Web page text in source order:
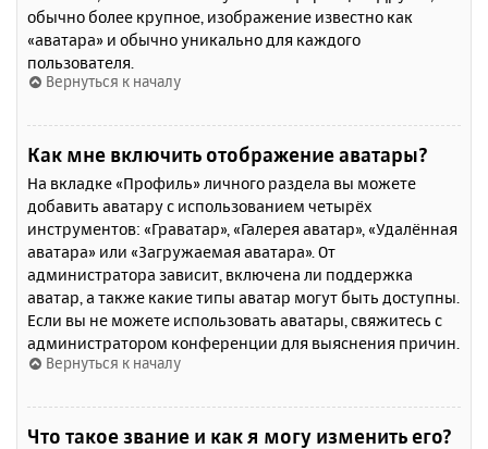
обычно более крупное, изображение известно как
«аватара» и обычно уникально для каждого
пользователя.
Вернуться к началу
Как мне включить отображение аватары?
На вкладке «Профиль» личного раздела вы можете
добавить аватару с использованием четырёх
инструментов: «Граватар», «Галерея аватар», «Удалённая
аватара» или «Загружаемая аватара». От
администратора зависит, включена ли поддержка
аватар, а также какие типы аватар могут быть доступны.
Если вы не можете использовать аватары, свяжитесь с
администратором конференции для выяснения причин.
Вернуться к началу
Что такое звание и как я могу изменить его?